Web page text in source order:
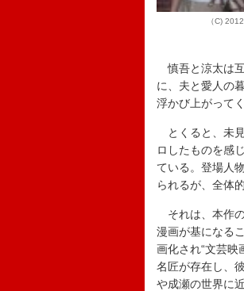
（C)
慎吾と涼太は
に、夫と愛人の
浮かび上がって
とくると、未
ロしたものを感
ている。登場人
られるが、全体
それは、本作
漫画が基になる
画化され“文芸映
名匠が存在し、
や成瀬の世界に